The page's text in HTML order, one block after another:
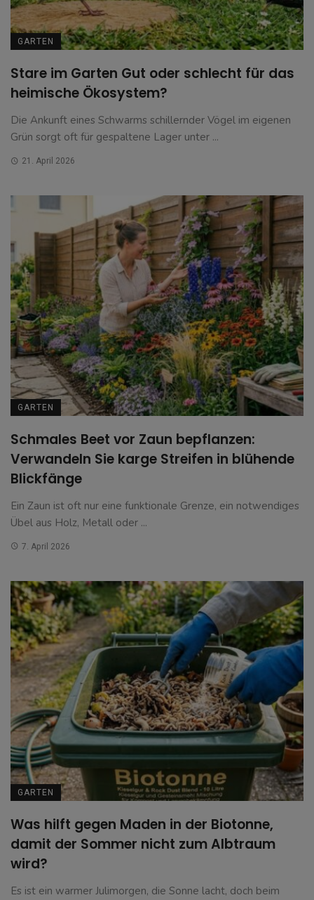
GARTEN
Stare im Garten Gut oder schlecht für das
heimische Ökosystem?
Die Ankunft eines Schwarms schillernder Vögel im eigenen
Grün sorgt oft für gespaltene Lager unter ...
21. April 2026
GARTEN
Schmales Beet vor Zaun bepflanzen:
Verwandeln Sie karge Streifen in blühende
Blickfänge
Ein Zaun ist oft nur eine funktionale Grenze, ein notwendiges
Übel aus Holz, Metall oder ...
7. April 2026
GARTEN
Was hilft gegen Maden in der Biotonne,
damit der Sommer nicht zum Albtraum
wird?
Es ist ein warmer Julimorgen, die Sonne lacht, doch beim